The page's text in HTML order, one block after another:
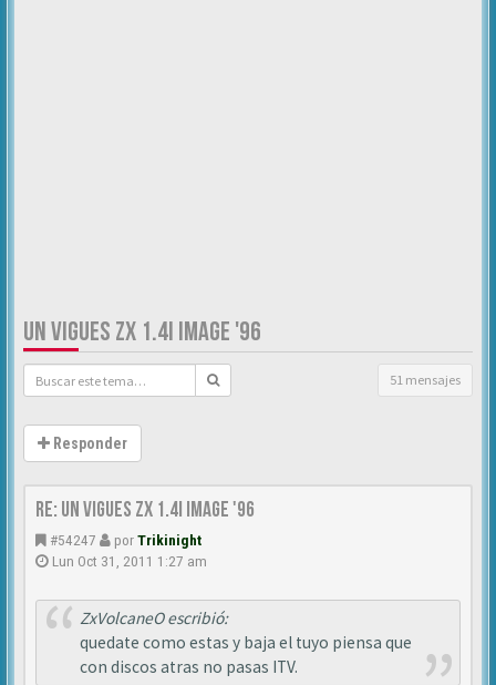
UN VIGUES ZX 1.4I IMAGE '96
51 mensajes
Responder
Re: Un vigues ZX 1.4i IMAGE '96
#54247 porTrikinight
Lun Oct 31, 2011 1:27 am
ZxVolcaneO escribió:
quedate como estas y baja el tuyo piensa que
con discos atras no pasas ITV.